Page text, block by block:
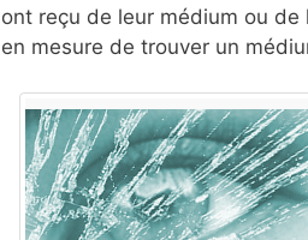
ont reçu de leur médium ou
en mesure de trouver un